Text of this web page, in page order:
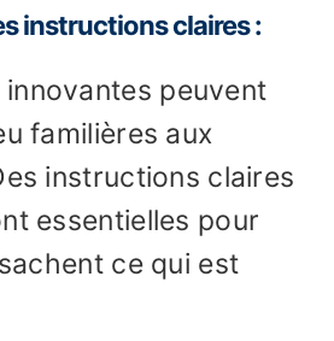
instructions claires :
peuvent
familières aux
instructions claires
essentielles pour
ce qui est